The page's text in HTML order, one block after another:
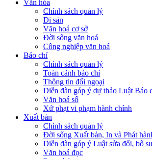
Văn hóa
Chính sách quản lý
Di sản
Văn hoá cơ sở
Đời sống văn hoá
Công nghiệp văn hoá
Báo chí
Chính sách quản lý
Toàn cảnh báo chí
Thông tin đối ngoại
Diễn đàn góp ý dự thảo Luật Báo
Văn hoá số
Xử phạt vi phạm hành chính
Xuất bản
Chính sách quản lý
Đời sống Xuất bản, In và Phát
Diễn đàn góp ý Luật sửa đổi, bổ
Văn hoá đọc